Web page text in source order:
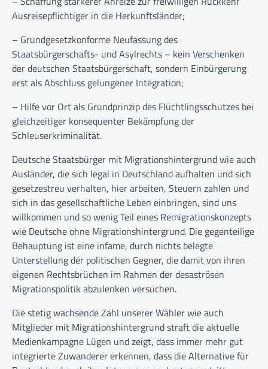
Ausreisepflichtiger in die Herkunftsländer;
– Grundgesetzkonforme Neufassung des
Staatsbürgerschafts- und Asylrechts – kein Verschenken
der deutschen Staatsbürgerschaft, sondern Einbürgerung
erst als Abschluss gelungener Integration;
– Hilfe vor Ort als Grundprinzip des Flüchtlingsschutzes bei
gleichzeitiger konsequenter Bekämpfung der
Schleuserkriminalität.
Deutsche Staatsbürger mit Migrationshintergrund wie auch
Ausländer, die sich legal in Deutschland aufhalten und sich
gesetzestreu verhalten, hier arbeiten, Steuern zahlen und
sich in das gesellschaftliche Leben einbringen, sind uns
willkommen und so wenig Teil eines Remigrationskonzepts
wie Deutsche ohne Migrationshintergrund. Die gegenteilige
Behauptung ist eine infame, durch nichts belegte
Unterstellung der politischen Gegner, die damit von ihren
eigenen Rechtsbrüchen im Rahmen der desaströsen
Migrationspolitik abzulenken versuchen.
Die stetig wachsende Zahl unserer Wähler wie auch
Mitglieder mit Migrationshintergrund straft die aktuelle
Medienkampagne Lügen und zeigt, dass immer mehr gut
integrierte Zuwanderer erkennen, dass die Alternative für